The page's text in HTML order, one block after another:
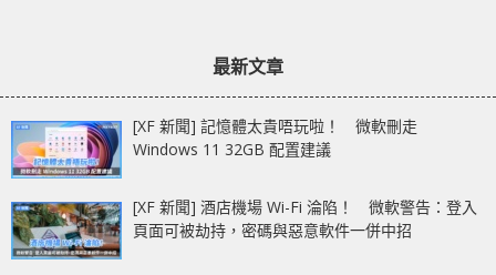
最新文章
[XF 新聞] 記憶體太貴唔玩啦！ 微軟刪走
Windows 11 32GB 配置建議
[XF 新聞] 酒店機場 Wi-Fi 淪陷！ 微軟警告：登入
頁面可被劫持，密碼與惡意軟件一併中招